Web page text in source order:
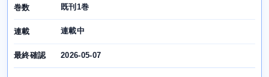
巻数 既刊1巻
連載 連載中
最終確認 2026-05-07